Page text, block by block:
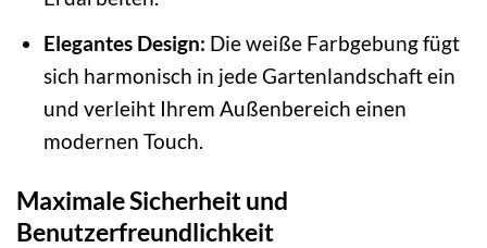
Elegantes Design: Die weiße Farbgebung fügt
sich harmonisch in jede Gartenlandschaft ein
und verleiht Ihrem Außenbereich einen
modernen Touch.
Maximale Sicherheit und
Benutzerfreundlichkeit